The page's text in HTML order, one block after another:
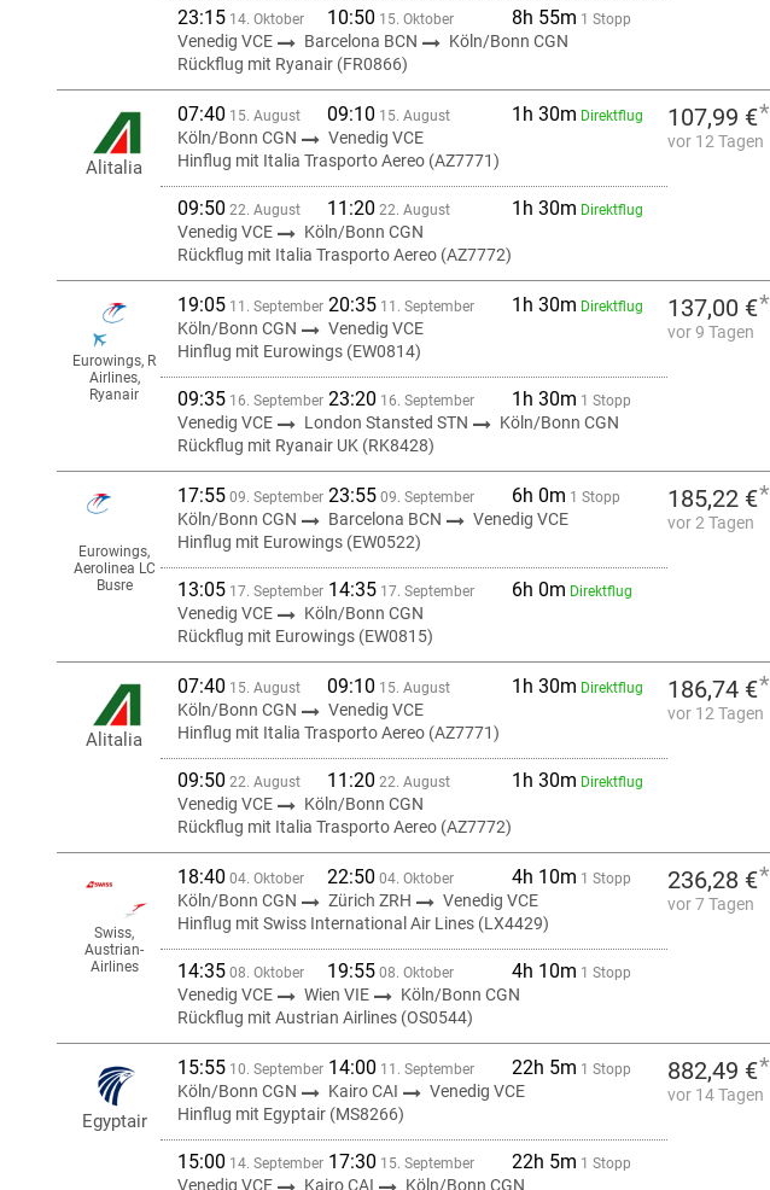
23:15 14. Oktober 10:50 15. Oktober 8h 55m 1 Stopp
Venedig VCE Barcelona BCN
Köln/Bonn CGN
Rückflug mit Ryanair (FR0866)
07:40 15. August 09:10 15. August 1h 30m Direktflug
Köln/Bonn CGN
Venedig VCE
Hinflug mit Italia Trasporto Aereo (AZ7771)
09:50 22. August 11:20 22. August 1h 30m Direktflug
Venedig VCE
Köln/Bonn CGN
Rückflug mit Italia Trasporto Aereo (AZ7772)
Alitalia
107,99 €*
vor 12 Tagen
19:05 11. September 20:35 11. September 1h 30m Direktflug
Köln/Bonn CGN
Venedig VCE
Hinflug mit Eurowings (EW0814)
09:35 16. September 23:20 16. September 1h 30m 1 Stopp
Venedig VCE London Stansted STN
Köln/Bonn CGN
Rückflug mit Ryanair UK (RK8428)
Eurowings, R
Airlines,
Ryanair
137,00 €*
vor 9 Tagen
17:55 09. September 23:55 09. September 6h 0m 1 Stopp
Köln/Bonn CGN Barcelona BCN
Venedig VCE
Hinflug mit Eurowings (EW0522)
13:05 17. September 14:35 17. September 6h 0m Direktflug
Venedig VCE
Köln/Bonn CGN
Rückflug mit Eurowings (EW0815)
Eurowings,
Aerolinea LC
Busre
185,22 €*
vor 2 Tagen
07:40 15. August 09:10 15. August 1h 30m Direktflug
Köln/Bonn CGN
Venedig VCE
Hinflug mit Italia Trasporto Aereo (AZ7771)
09:50 22. August 11:20 22. August 1h 30m Direktflug
Venedig VCE
Köln/Bonn CGN
Rückflug mit Italia Trasporto Aereo (AZ7772)
Alitalia
186,74 €*
vor 12 Tagen
18:40 04. Oktober 22:50 04. Oktober 4h 10m 1 Stopp
Köln/Bonn CGN Zürich ZRH
Venedig VCE
Hinflug mit Swiss International Air Lines (LX4429)
14:35 08. Oktober 19:55 08. Oktober 4h 10m 1 Stopp
Venedig VCE Wien VIE
Köln/Bonn CGN
Rückflug mit Austrian Airlines (OS0544)
Swiss,
Austrian-
Airlines
236,28 €*
vor 7 Tagen
15:55 10. September 14:00 11. September 22h 5m 1 Stopp
Köln/Bonn CGN Kairo CAI
Venedig VCE
Hinflug mit Egyptair (MS8266)
15:00 14. September 17:30 15. September 22h 5m 1 Stopp
Venedig VCE Kairo CAI Köln/Bonn CGN
Egyptair
882,49 €*
vor 14 Tagen